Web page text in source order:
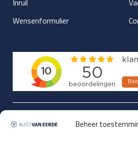
Beheer
Inruil
Wensenformulier
Updates over nieuwbinnen-komers
en verwacht rijplezier ontvangen,